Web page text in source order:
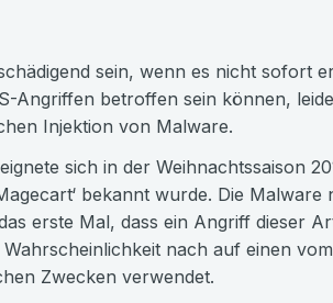
sein, wenn es nicht sofort
Angriffen betroffen sein können,
Injektion von Malware.
sich in der Weihnachtssaison
bekannt wurde. Die Malware
erste Mal, dass ein Angriff dieser
nach auf einen
Zwecken verwendet.